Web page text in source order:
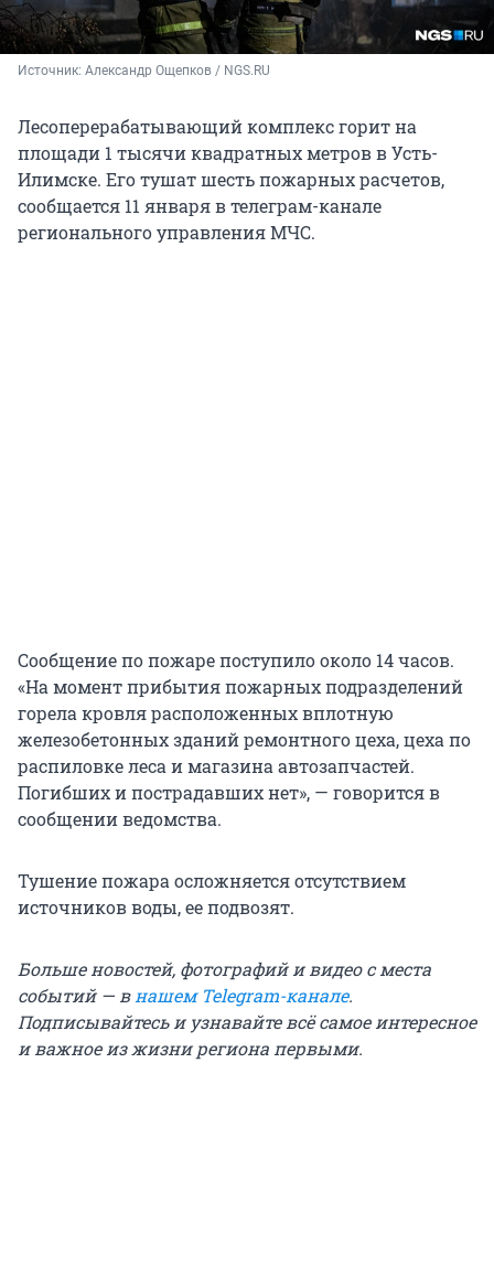
Источник: Александр Ощепков / NGS.RU
Лесоперерабатывающий комплекс горит на
площади 1 тысячи квадратных метров в Усть-
Илимске. Его тушат шесть пожарных расчетов,
сообщается 11 января в телеграм-канале
регионального управления МЧС.
Сообщение по пожаре поступило около 14 часов.
«На момент прибытия пожарных подразделений
горела кровля расположенных вплотную
железобетонных зданий ремонтного цеха, цеха по
распиловке леса и магазина автозапчастей.
Погибших и пострадавших нет», — говорится в
сообщении ведомства.
Тушение пожара осложняется отсутствием
источников воды, ее подвозят.
Больше новостей, фотографий и видео с места
событий — внашем Telegram-канале.
Подписывайтесь и узнавайте всё самое интересное
и важное из жизни региона первыми.